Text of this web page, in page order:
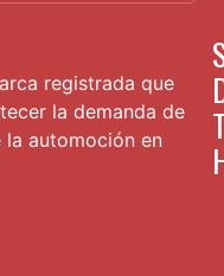
registrada que
la demanda de
automoción en